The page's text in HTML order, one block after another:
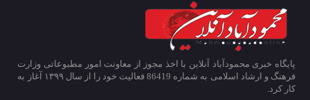
پایگاه خبری محمودآباد آنلاین با اخذ مجوز از معاونت امور مطبوعاتی وزارت
فرهنگ و ارشاد اسلامی به شماره 86419 فعالیت خود را از سال ۱۳۹۹ آغاز به
کار کرد.